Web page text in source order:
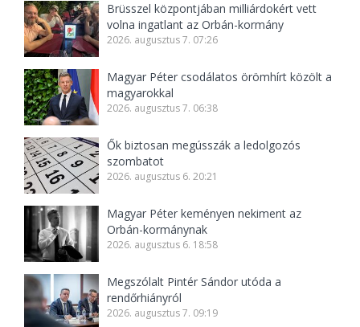
Brüsszel központjában milliárdokért vett
volna ingatlant az Orbán-kormány
2026. augusztus 7. 07:26
Magyar Péter csodálatos örömhírt közölt a
magyarokkal
2026. augusztus 7. 06:38
Ők biztosan megússzák a ledolgozós
szombatot
2026. augusztus 6. 20:21
Magyar Péter keményen nekiment az
Orbán-kormánynak
2026. augusztus 6. 18:58
Megszólalt Pintér Sándor utóda a
rendőrhiányról
2026. augusztus 7. 09:19